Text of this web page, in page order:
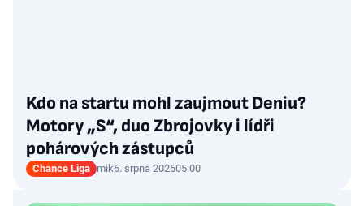
Kdo na startu mohl zaujmout Deniu?
Motory „S“, duo Zbrojovky i lídři
pohárových zástupců
Chance Liga mik6. srpna 202605:00